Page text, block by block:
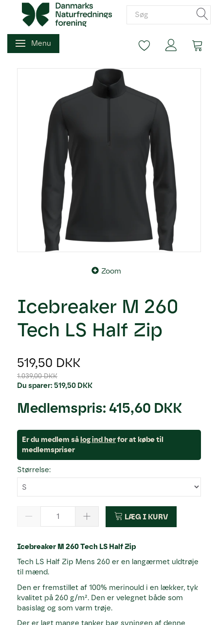
Skifte navigation
Menu
Zoom
Icebreaker M 260
Tech LS Half Zip
519,50 DKK
1.039,00 DKK
Du sparer: 519,50 DKK
Medlemspris: 415,60 DKK
Er du medlem sålog ind herfor at købe til
medlemspriser
Størrelse:
LÆG I KURV
Icebreaker M 260 Tech LS Half Zip
Tech LS Half Zip Mens 260 er en langærmet uldtrøje
til mænd.
Den er fremstillet af 100% merinould i en lækker, tyk
kvalitet på 260 g/m². Den er velegnet både som
basislag og som varm trøje.